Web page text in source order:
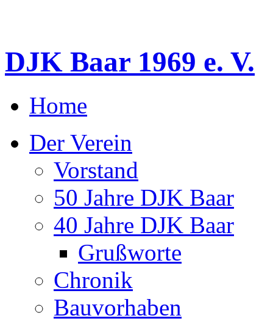
DJK Baar 1969 e. V.
Home
Der Verein
Vorstand
50 Jahre DJK Baar
40 Jahre DJK Baar
Grußworte
Chronik
Bauvorhaben